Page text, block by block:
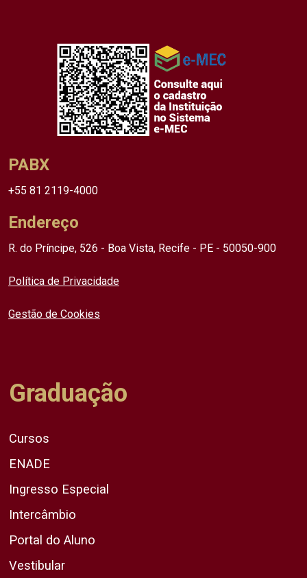
PABX
+55 81 2119-4000
Endereço
R. do Príncipe, 526 - Boa Vista, Recife - PE - 50050-900
Política de Privacidade
Gestão de Cookies
Graduação
Cursos
ENADE
Ingresso Especial
Intercâmbio
Portal do Aluno
Vestibular